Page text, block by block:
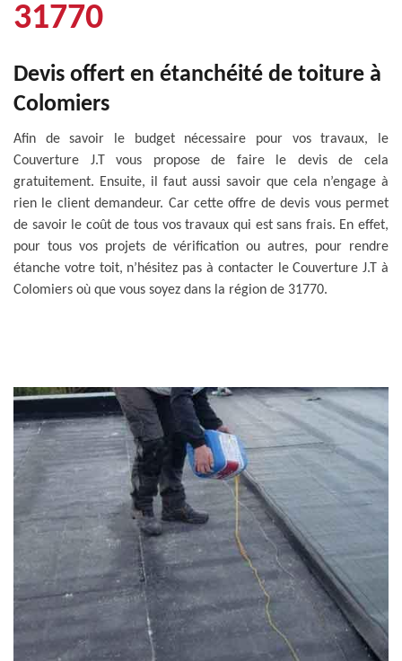
31770
Devis offert en étanchéité de toiture à
Colomiers
Afin de savoir le budget nécessaire pour vos travaux, le
Couverture J.T vous propose de faire le devis de cela
gratuitement. Ensuite, il faut aussi savoir que cela n’engage à
rien le client demandeur. Car cette offre de devis vous permet
de savoir le coût de tous vos travaux qui est sans frais. En effet,
pour tous vos projets de vérification ou autres, pour rendre
étanche votre toit, n’hésitez pas à contacter le Couverture J.T à
Colomiers où que vous soyez dans la région de 31770.